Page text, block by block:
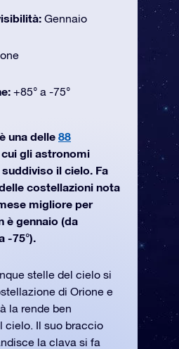
Gennaio
+85° a -75°
una delle 88
cui gli astronomi
il cielo. Fa
costellazioni nota
migliore per
è gennaio (da
-75°).
stelle del cielo si
di Orione e
la rende ben
cielo. Il suo braccio
la clava si fa